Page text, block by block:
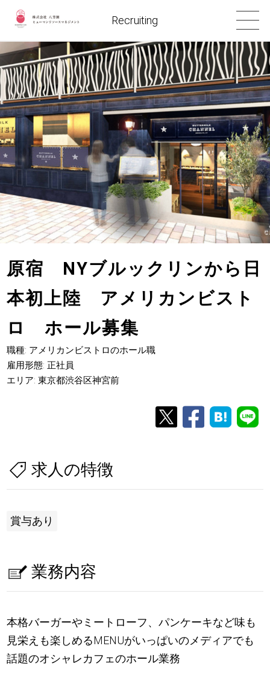
Recruiting
原宿 NYブルックリンから日
本初上陸 アメリカンビスト
ロ ホール募集
職種: アメリカンビストロのホール職
雇用形態: 正社員
エリア: 東京都渋谷区神宮前
求人の特徴
賞与あり
業務内容
本格バーガーやミートローフ、パンケーキなど味も
見栄えも楽しめるMENUがいっぱいのメディアでも
話題のオシャレカフェのホール業務